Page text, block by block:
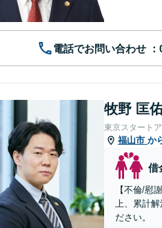
電話でお問い合わせ
牧野 匡
東京スタート
福山市 か
借
【不倫/慰
上、累計
ださい。